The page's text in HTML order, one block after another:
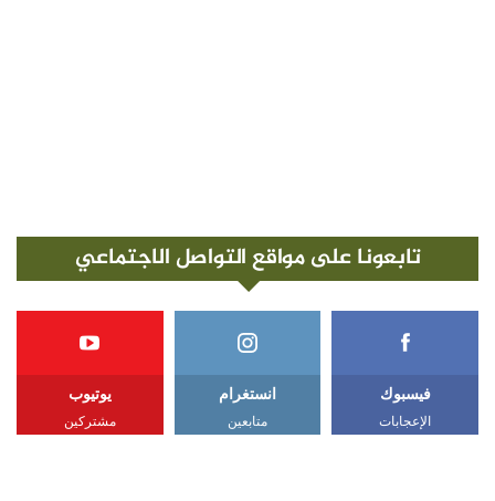
تابعونا على مواقع التواصل الاجتماعي
فيسبوك
الإعجابات
انستغرام
متابعين
يوتيوب
مشتركين